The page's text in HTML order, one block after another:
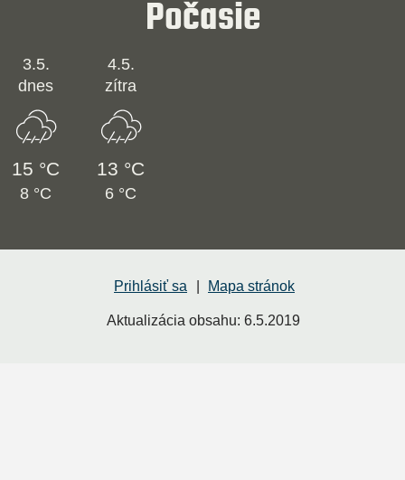
Počasie
3.5.
dnes
15 °C
8 °C
4.5.
zítra
13 °C
6 °C
Prihlásiť sa Mapa stránok
Aktualizácia obsahu: 6.5.2019